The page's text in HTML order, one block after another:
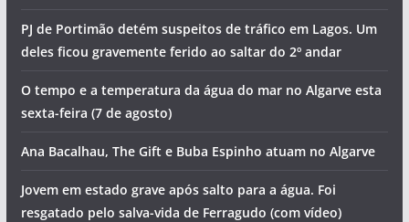
PJ de Portimão detém suspeitos de tráfico em Lagos. Um
deles ficou gravemente ferido ao saltar do 2º andar
O tempo e a temperatura da água do mar no Algarve esta
sexta-feira (7 de agosto)
Ana Bacalhau, The Gift e Buba Espinho atuam no Algarve
Jovem em estado grave após salto para a água. Foi
resgatado pelo salva-vida de Ferragudo (com vídeo)